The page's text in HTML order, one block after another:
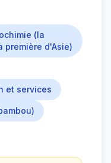
(la
première d'Asie)
et services